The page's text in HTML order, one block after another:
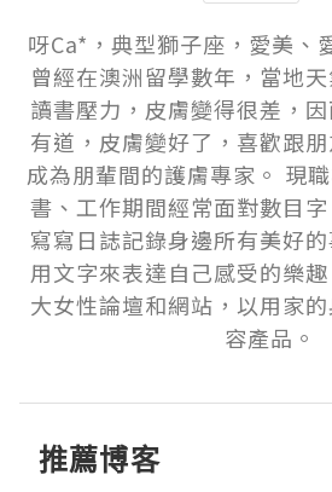
呀Ca*，典型獅子座，愛美、
曾經在澳洲留學數年，當地
讀書壓力，皮膚變得很差，
有道，皮膚變好了，喜歡跟
成為朋輩間的護膚專家。 現
書、工作期間經常面對數目
寫寫日誌記錄身邊所有美好
用文字來表達自己感受的樂
大女性論壇和網站，以用家
容產品。
推薦博客